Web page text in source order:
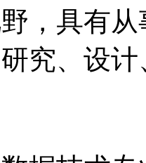
，具有
究、设